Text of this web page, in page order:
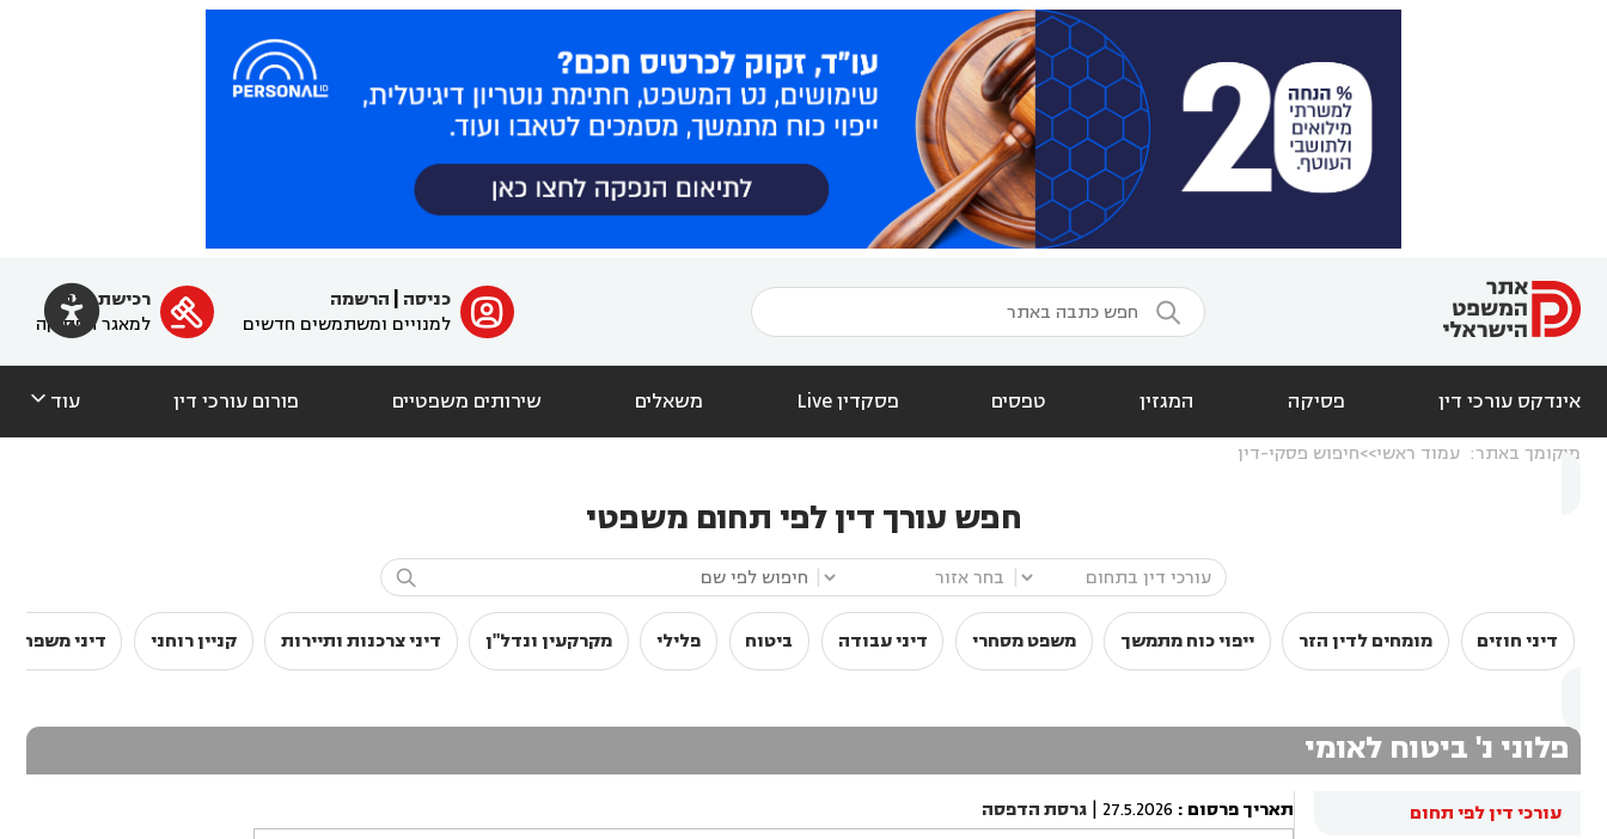
  ﱐ כניסה
הרשמה
למנויים ומשתמשים חדשים

רכישת מנוי
למאגר הפסיקה
אינדקס עורכי דין פסיקה המגזין טפסים פסקדין Live משאלים שירותים משפטיים פורום עורכי דין עוד 
מיקומך באתר: עמוד ראשי חיפוש פסקי-דין
חפש עורך דין לפי תחום משפטי

דיני חוזים מומחים לדין הזר ייפוי כוח מתמשך משפט מסחרי דיני עבודה ביטוח פלילי מקרקעין ונדל"ן דיני צרכנות ותיירות קניין רוחני דיני משפחה
פלוני נ' ביטוח לאומי
עורכי דין לפי תחום
תאריך פרסום :
27.5.2026
| גרסת הדפסה